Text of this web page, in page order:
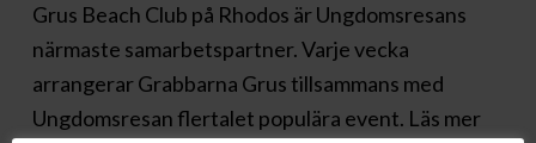
Grus Beach Club på Rhodos är Ungdomsresans
närmaste samarbetspartner. Varje vecka
arrangerar Grabbarna Grus tillsammans med
Ungdomsresan flertalet populära event. Läs mer